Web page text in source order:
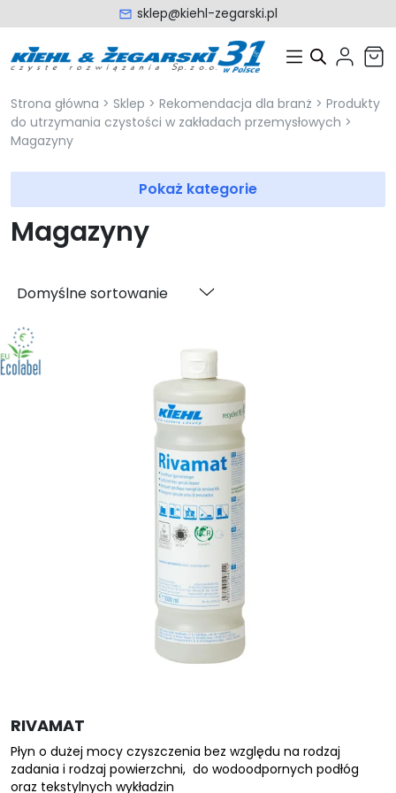
sklep@kiehl-zegarski.pl
Strona główna > Sklep > Rekomendacja dla branż > Produkty
do utrzymania czystości w zakładach przemysłowych >
Magazyny
Pokaż kategorie
Magazyny
RIVAMAT
Płyn o dużej mocy czyszczenia bez względu na rodzaj
zadania i rodzaj powierzchni, do wodoodpornych podłóg
oraz tekstylnych wykładzin